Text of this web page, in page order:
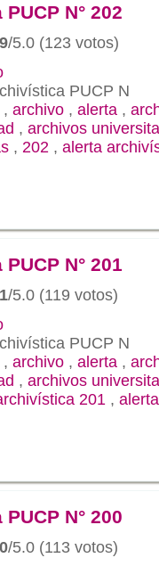
N° 202
/5.0 (123 votos)
PUCP N
, archivo , alerta ,
, archivos
, 202 , alerta
N° 201
/5.0 (119 votos)
PUCP N
, archivo , alerta ,
, archivos
201 ,
N° 200
/5.0 (113 votos)